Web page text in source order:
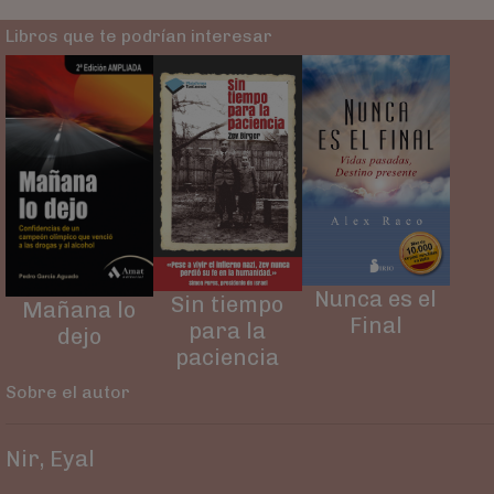
Libros que te podrían interesar
Mañana lo
dejo
Sin tiempo
para la
paciencia
Nunca es el
Final
Sobre el autor
Nir, Eyal